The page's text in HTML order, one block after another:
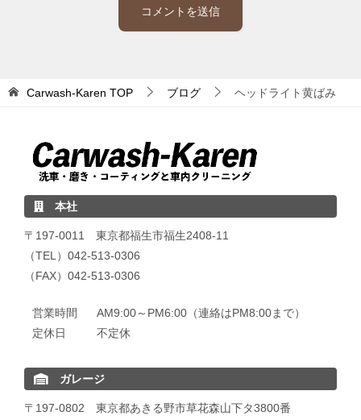
Carwash-Karen TOP ブログ ヘッドライト黄ばみ
本社
〒197-0011 東京都福生市福生2408-11
（TEL）042-513-0306
（FAX）042-513-0306
営業時間
AM9:00～PM6:00（連絡はPM8:00まで）
定休日
不定休
ガレージ
〒197-0802 東京都あきる野市草花森山下タ3800番